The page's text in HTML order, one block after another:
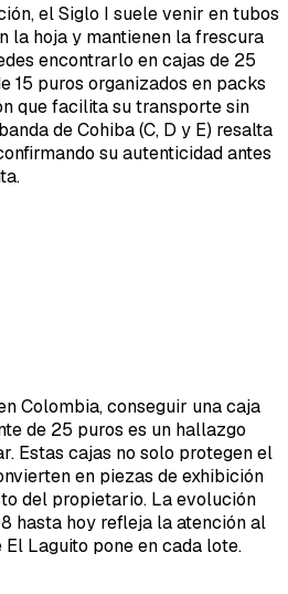
el Siglo I suele venir en tubos
la hoja y mantienen la frescura
encontrarlo en cajas de 25
15 puros organizados en packs
que facilita su transporte sin
de Cohiba (C, D y E) resalta
su autenticidad antes
Colombia, conseguir una caja
de 25 puros es un hallazgo
Estas cajas no solo protegen el
en piezas de exhibición
del propietario. La evolución
hasta hoy refleja la atención al
Laguito pone en cada lote.